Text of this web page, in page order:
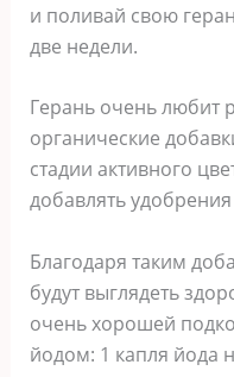
и поливай свою
две недели.
Герань очень любит
органические
стадии активного
добавлять
Благодаря таким
будут выглядеть
очень хорошей
йодом: 1 капля йода